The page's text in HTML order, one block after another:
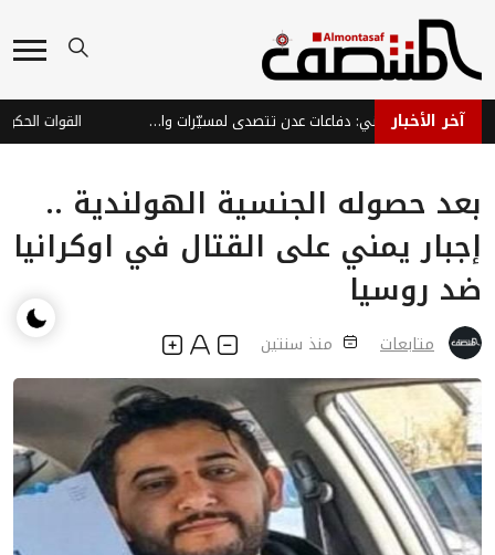
آخر الأخبار تصعيد جوي وميداني: دفاعات عدن تتصدى لمسيّرات والساحل الغربي يرفع الجاهزية
بعد حصوله الجنسية الهولندية ..
إجبار يمني على القتال في اوكرانيا
ضد روسيا
متابعات منذ سنتين